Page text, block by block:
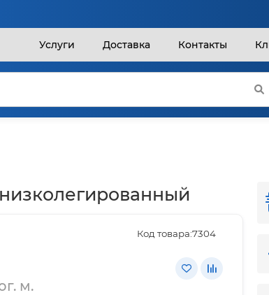
Услуги Доставка Контакты
Код товара:7304
м.